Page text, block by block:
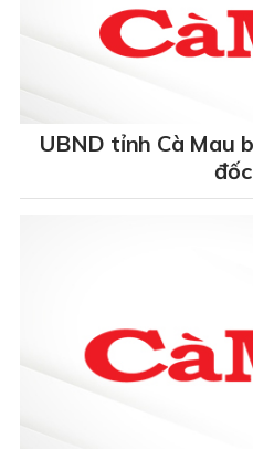
UBND tỉnh Cà Mau